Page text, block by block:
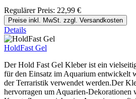
Regulärer Preis: 22,99 €
Preise inkl. MwSt. zzgl. Versandkosten
Details
HoldFast Gel
Der Hold Fast Gel Kleber ist ein
für den Einsatz im Aquarium entwickelt
der Terraristik verwendet werden.Der
hervorragen um Aquarien-Dekorationen